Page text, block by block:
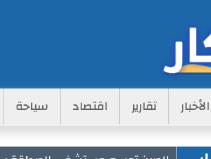
الأخبار تقارير اقتصاد سياحة